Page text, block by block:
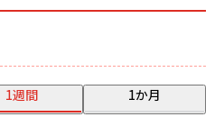
1週間 1か月